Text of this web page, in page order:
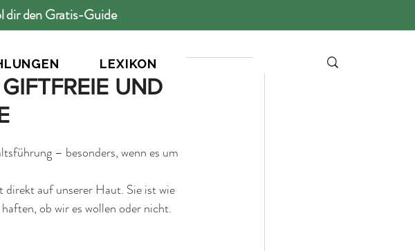
dir den Gratis-Guide
LEXIKON
UND
– besonders, wenn es um
auf unserer Haut. Sie ist wie
ob wir es wollen oder nicht.